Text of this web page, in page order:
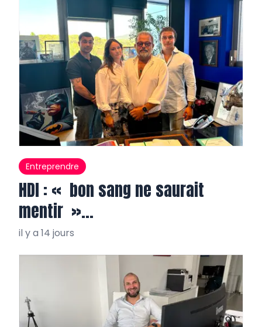
Entreprendre
HDI : « bon sang ne saurait
mentir »…
il y a 14 jours